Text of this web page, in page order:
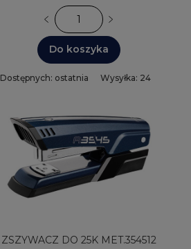
Do koszyka
Dostępnych: ostatnia
Wysyłka: 24
ZSZYWACZ DO 25K MET.354512